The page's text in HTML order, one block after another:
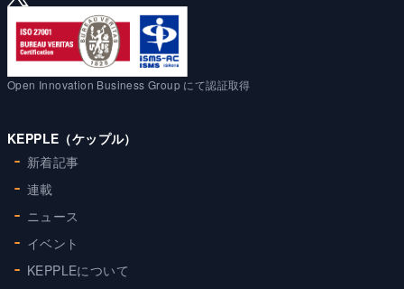
Open Innovation Business Group にて認証取得
KEPPLE（ケップル）
新着記事
連載
ニュース
イベント
KEPPLEについて